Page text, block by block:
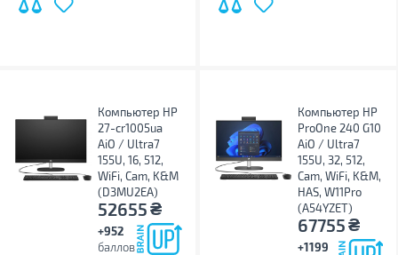
Компьютер HP
27-cr1005ua
AiO / Ultra7
155U, 16, 512,
WiFi, Cam, K&M
(D3MU2EA)
52655₴
+952
баллов
Компьютер HP
ProOne 240 G10
AiO / Ultra7
155U, 32, 512,
Cam, WiFi, K&M,
HAS, W11Pro
(A54YZET)
67755₴
+1199